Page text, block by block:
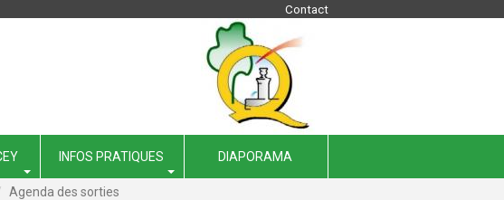
Contact
INFOS PRATIQUES DIAPORAMA
Agenda des sorties